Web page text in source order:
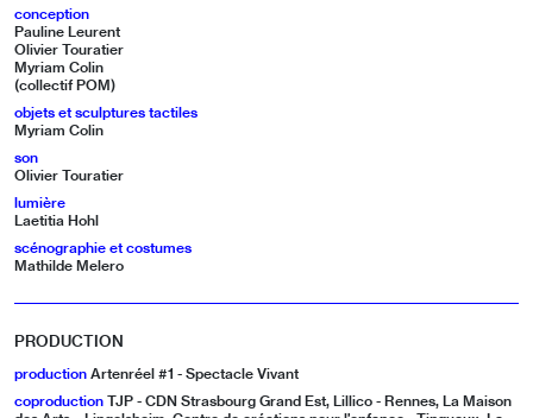
conception
Pauline Leurent
Olivier Touratier
Myriam Colin
(collectif POM)
objets et sculptures tactiles
Myriam Colin
son
Olivier Touratier
lumière
Laetitia Hohl
scénographie et costumes
Mathilde Melero
PRODUCTION
production Artenréel #1 - Spectacle Vivant
coproduction TJP - CDN Strasbourg Grand Est, Lillico - Rennes, La Maison